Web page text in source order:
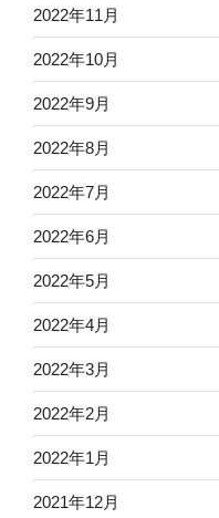
2022年11月
2022年10月
2022年9月
2022年8月
2022年7月
2022年6月
2022年5月
2022年4月
2022年3月
2022年2月
2022年1月
2021年12月